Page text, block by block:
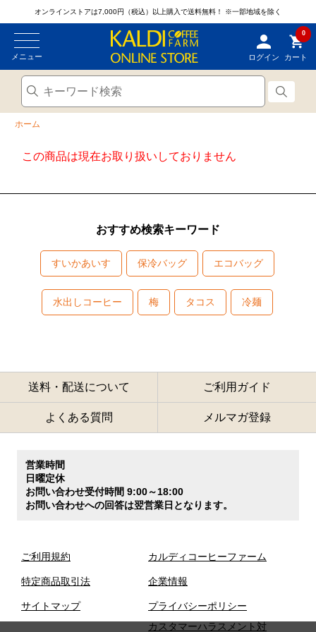
オンラインストアは7,000円（税込）以上購入で送料無料！ ※一部地域を除く
メニュー ログイン
0
カート
ホーム
この商品は現在お取り扱いしておりません
おすすめ検索キーワード
すいかあいす 保冷バッグ エコバッグ
水出しコーヒー 梅 タコス 冷麺
送料・配送について ご利用ガイド
よくある質問 メルマガ登録
営業時間
日曜定休
お問い合わせ受付時間 9:00～18:00
お問い合わせへの回答は翌営業日となります。
ご利用規約
特定商品取引法
サイトマップ
カルディコーヒーファーム
企業情報
プライバシーポリシー
カスタマーハラスメント対